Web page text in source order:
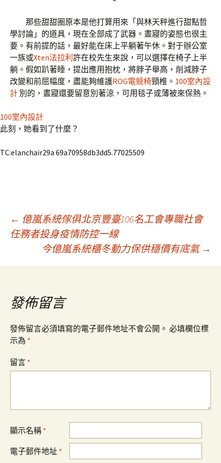
那些甜甜圈原本是他打算用來「與林天秤進行甜點哲
學討論」的道具，現在全部成了武器。晝寢的姿態也很主
要。有前提的話，最好能在床上平躺著午休。對于辦公室
一族或Xten法拉利許在校先生來說，可以選擇在椅子上半
躺。假如趴著睡，提出應用抱枕，將脖子舉高，削減脖子
改變和前屈幅度，盡能夠維護ROG電競椅頸椎。 100室內設
計 別的，晝寢還要留意別著涼，可用毯子或薄被來保熱。
100室內設計
此刻，她看到了什麼？
TC:elanchair29a 69a70958db3dd5.77025509
文
覽
← 億嵐系統傢俱北京豐臺106名工會專職社會
任務者投身疫情防控一線
今億嵐系統櫃冬動力保供穩價有底氣 →
發佈留言
發佈留言必須填寫的電子郵件地址不會公開。 必填欄位標
示為 *
留言 *
顯示名稱 *
電子郵件地址 *